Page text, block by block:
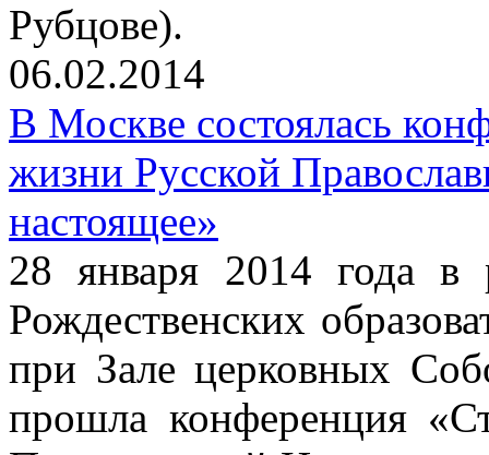
Рубцове).
06.02.2014
В Москве состоялась
жизни Русской
настоящее»
28 января 2014 года
Рождественских
при Зале церковных
прошла конференция